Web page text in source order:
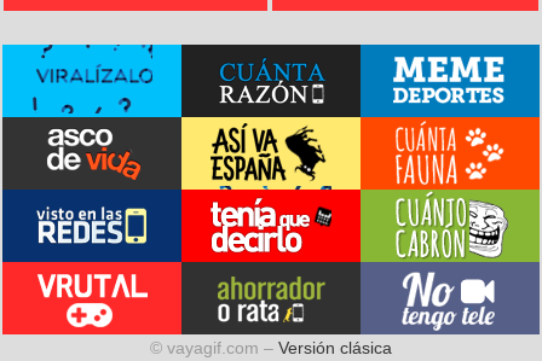
© vayagif.com – Versión clásica